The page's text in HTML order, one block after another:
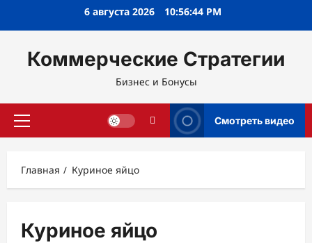
6 августа 2026 10:56:44 PM
Коммерческие Стратегии
Бизнес и Бонусы
Основное
Смотреть видео
Главная Куриное яйцо
Куриное яйцо